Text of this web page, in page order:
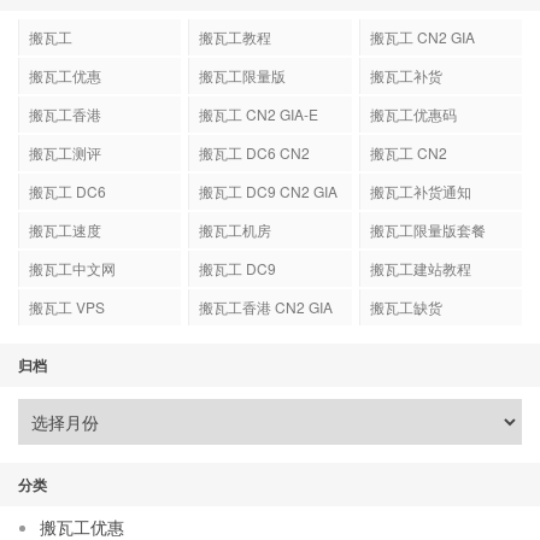
搬瓦工 搬瓦工教程
搬瓦工 CN2 GIA
搬瓦工优惠
搬瓦工限量版
搬瓦工补货
搬瓦工香港
搬瓦工 CN2 GIA-E
搬瓦工优惠码
搬瓦工测评
搬瓦工 DC6 CN2
搬瓦工 CN2
搬瓦工 DC6
搬瓦工 DC9 CN2 GIA
搬瓦工补货通知
搬瓦工速度
搬瓦工机房
搬瓦工限量版套餐
搬瓦工中文网
搬瓦工 DC9
搬瓦工建站教程
搬瓦工 VPS
搬瓦工香港 CN2 GIA 搬瓦工缺货
归档
分类
搬瓦工优惠